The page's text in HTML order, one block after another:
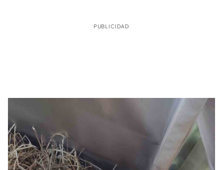
PUBLICIDAD